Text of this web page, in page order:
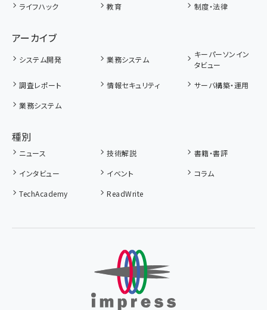
ライフハック
教育 制度・法律
アーカイブ
システム開発 業務システム
キーパーソンイン
タビュー
調査レポート
情報セキュリティ
サーバ構築・運用
業務システム
種別
ニュース 技術解説
書籍・書評
インタビュー
イベント
コラム
TechAcademy
ReadWrite